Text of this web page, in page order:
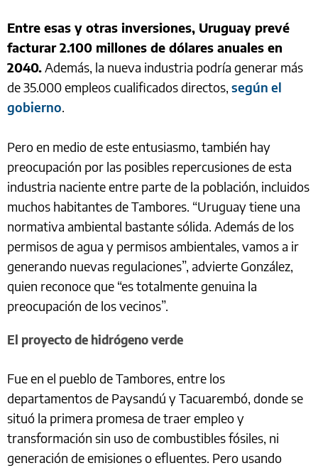
Entre esas y otras inversiones, Uruguay prevé
facturar 2.100 millones de dólares anuales en
2040.Además, la nueva industria podría generar más
de 35.000 empleos cualificados directos, según el
gobierno.
Pero en medio de este entusiasmo, también hay
preocupación por las posibles repercusiones de esta
industria naciente entre parte de la población, incluidos
muchos habitantes de Tambores. “Uruguay tiene una
normativa ambiental bastante sólida. Además de los
permisos de agua y permisos ambientales, vamos a ir
generando nuevas regulaciones”, advierte González,
quien reconoce que “es totalmente genuina la
preocupación de los vecinos”.
El proyecto de hidrógeno verde
Fue en el pueblo de Tambores, entre los
departamentos de Paysandú y Tacuarembó, donde se
situó la primera promesa de traer empleo y
transformación sin uso de combustibles fósiles, ni
generación de emisiones o efluentes. Pero usando